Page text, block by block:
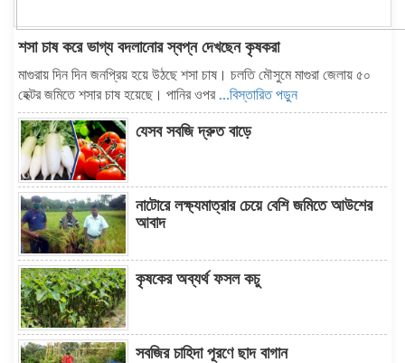
শসা চাষ করে ভাগ্য বদলানোর স্বপ্ন দেখছেন কৃষকরা
মাগুরায় দিন দিন জনপ্রিয় হয়ে উঠছে শসা চাষ। চলতি মৌসুমে মাগুরা জেলায় ৫০
হেক্টর জমিতে শসার চাষ হয়েছে। পানির ওপর ...বিস্তারিত পড়ুন
যেসব সবজি দ্রুত বাড়ে
নাটোরে লক্ষ্যমাত্রার চেয়ে বেশি জমিতে আউশের
আবাদ
কৃষকের অব্যর্থ ফসল কচু
সবজির চাহিদা পূরণে ছাদ বাগান